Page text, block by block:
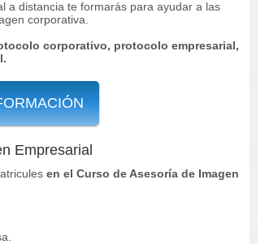
a distancia te formarás para ayudar a las
corporativa.
corporativo, protocolo empresarial,
Empresarial
en el Curso de Asesoría de Imagen